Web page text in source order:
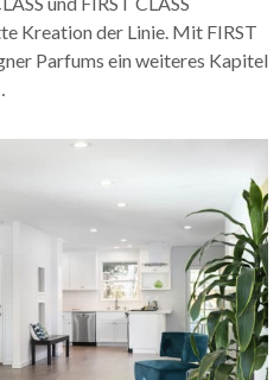
Kreation der Linie. Mit FIRST
Parfums ein weiteres Kapitel